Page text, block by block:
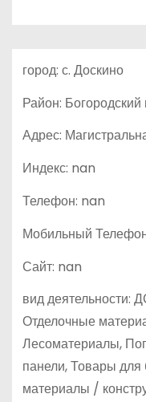
город: с. Доскино
Район:
Адрес:
Индекс: nan
Телефон: nan
Мобильный
Сайт: nan
вид
Отделочные
Лесоматериалы,
панели, Товары
материалы /